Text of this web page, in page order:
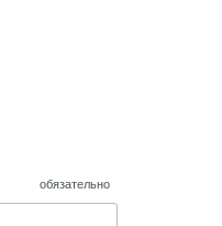
обязательно